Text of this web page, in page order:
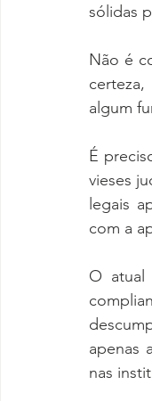
sólidas
Não é
algum
É
vieses
legais
com a
O atual
apenas
nas